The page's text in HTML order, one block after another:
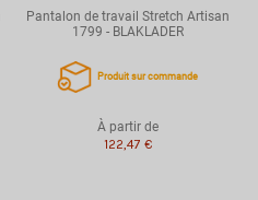
Pantalon de travail Stretch Artisan
1799 - BLAKLADER
Produit sur commande
À partir de
122,47 €